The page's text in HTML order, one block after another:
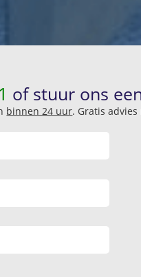
of stuur ons
binnen 24 uur. Gratis advies